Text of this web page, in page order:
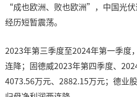
“成也欧洲、败也欧洲”，中国光
经历短暂震荡。
2023年第三季度至2024年第一季度
连降；固德威2023年第四季度、
4073.56万元、2882.15万元；德业